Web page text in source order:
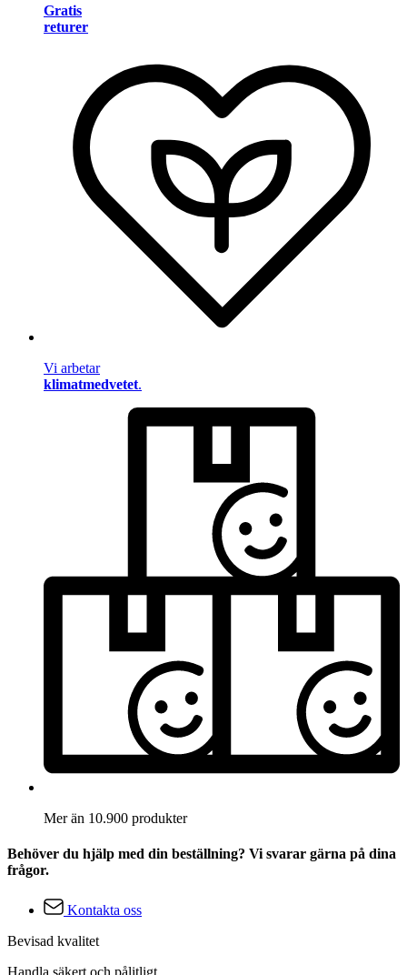
Gratis
returer
Vi arbetar
klimatmedvetet.
Mer än 10.900 produkter
Behöver du hjälp med din beställning? Vi svarar gärna på dina
frågor.
Kontakta oss
Bevisad kvalitet
Handla säkert och pålitligt